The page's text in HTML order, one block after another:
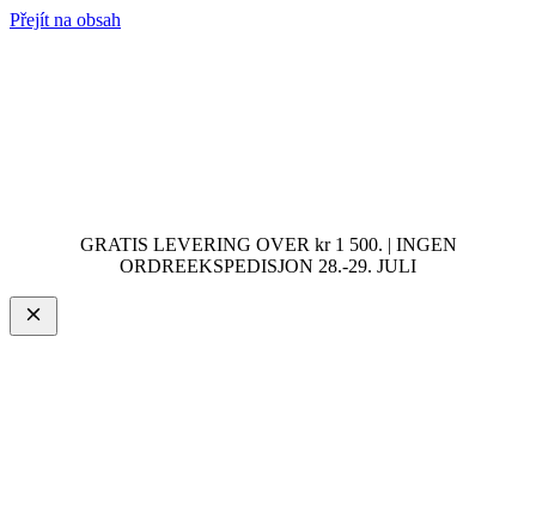
Přejít na obsah
GRATIS LEVERING OVER kr 1 500. | INGEN
ORDREEKSPEDISJON 28.-29. JULI